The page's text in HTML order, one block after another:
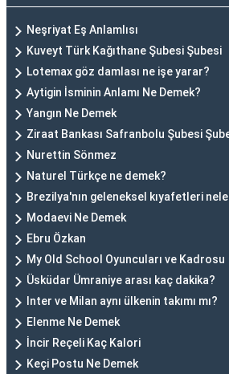
Neşriyat Eş Anlamlısı
Kuveyt Türk Kağıthane Şubesi Şubesi
Lotemax göz damlası ne işe yarar?
Aytigin İsminin Anlamı Ne Demek?
Yangın Ne Demek
Ziraat Bankası Safranbolu Şubesi
Nurettin Sönmez
Naturel Türkçe ne demek?
Brezilya'nın geleneksel kıyafetleri
Modaevi Ne Demek
Ebru Özkan
My Old School Oyuncuları ve Kadrosu
Üsküdar Ümraniye arası kaç dakika?
Inter ve Milan aynı ülkenin takımı mı?
Elenme Ne Demek
İncir Reçeli Kaç Kalori
Keçi Postu Ne Demek